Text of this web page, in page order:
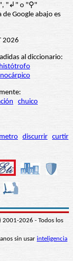
"↲" o "⚲"
Google abajo es
2026
al diccionario:
histótrofo
chuico
metro discurrir curtir
2026 - Todos los
sin usar inteligencia